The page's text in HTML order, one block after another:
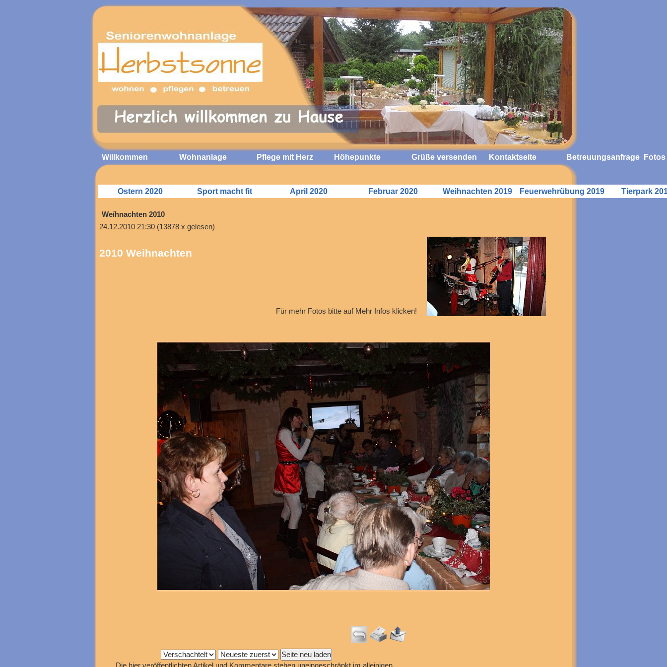
Willkommen Wohnanlage Pflege mit Herz Höhepunkte Grüße versenden Kontaktseite Betreuungsanfrage Fotos
Ostern 2020 Sport macht fit April 2020 Februar 2020 Weihnachten 2019 Feuerwehrübung 2019 Tierpark
Weíhnachten 2010
24.12.2010 21:30 (13878 x gelesen)
2010 Weihnachten
Für mehr Fotos bitte auf Mehr Infos klicken!